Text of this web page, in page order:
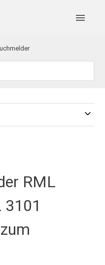
RML
3101